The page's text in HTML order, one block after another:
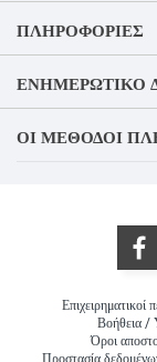
ΠΛΗΡΟΦΟΡΊΕΣ
ΕΝΗΜΕΡΩΤΙΚΌ
ΟΙ ΜΈΘΟΔΟΙ
Επιχειρηματικοί
Βοήθεια /
Όροι